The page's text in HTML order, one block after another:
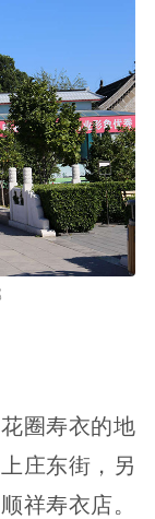
圈寿衣的地
庄东街，另
祥寿衣店。